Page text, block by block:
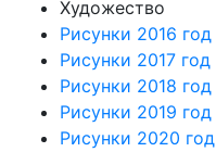
Художество
Рисунки 2016 год
Рисунки 2017 год
Рисунки 2018 год
Рисунки 2019 год
Рисунки 2020 год